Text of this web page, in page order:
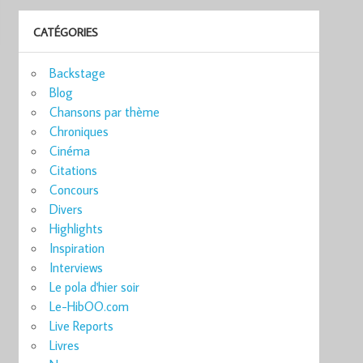
CATÉGORIES
Backstage
Blog
Chansons par thème
Chroniques
Cinéma
Citations
Concours
Divers
Highlights
Inspiration
Interviews
Le pola d'hier soir
Le-HibOO.com
Live Reports
Livres